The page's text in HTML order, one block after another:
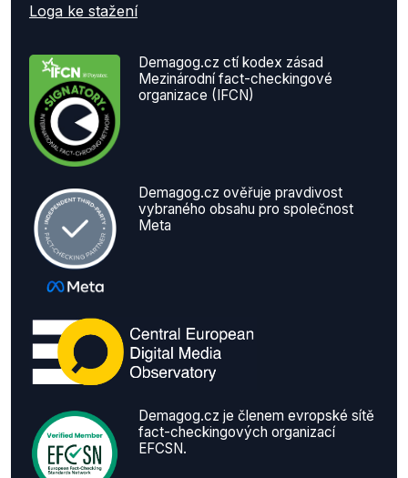
Loga ke stažení
Demagog.cz ctí kodex zásad
Mezinárodní fact-checkingové
organizace (IFCN)
Demagog.cz ověřuje pravdivost
vybraného obsahu pro společnost
Meta
Demagog.cz je členem evropské sítě
fact-checkingových organizací
EFCSN.